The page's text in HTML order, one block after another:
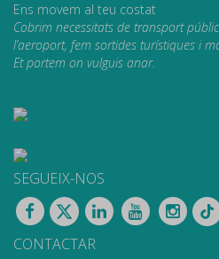
Ens movem al teu costat
Cobrim necessitats de transport
l’aeroport, fem sortides turístiques i
Et portem on vulguis anar.
SEGUEIX-NOS
CONTACTAR